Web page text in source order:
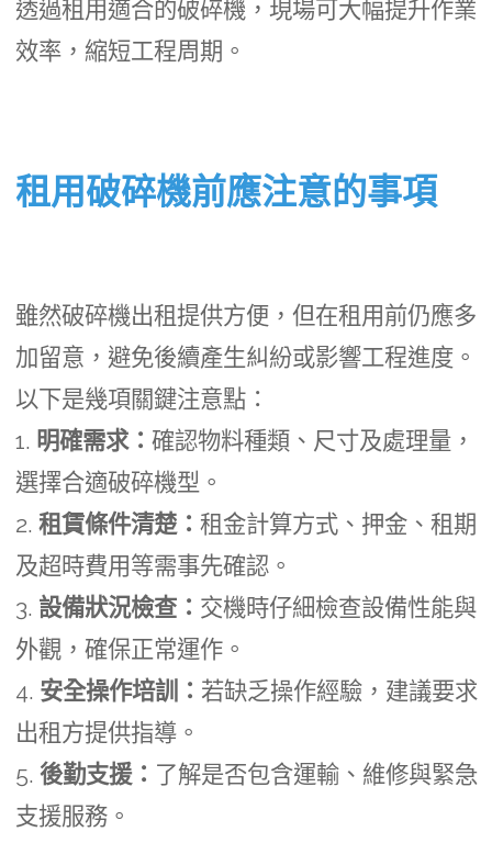
透過租用適合的破碎機，現場可大幅提升作業
效率，縮短工程周期。
租用破碎機前應注意的事項
雖然破碎機出租提供方便，但在租用前仍應多
加留意，避免後續產生糾紛或影響工程進度。
以下是幾項關鍵注意點：
1. 明確需求： 確認物料種類、尺寸及處理量，
選擇合適破碎機型。
2. 租賃條件清楚： 租金計算方式、押金、租期
及超時費用等需事先確認。
3. 設備狀況檢查： 交機時仔細檢查設備性能與
外觀，確保正常運作。
4. 安全操作培訓： 若缺乏操作經驗，建議要求
出租方提供指導。
5. 後勤支援： 了解是否包含運輸、維修與緊急
支援服務。